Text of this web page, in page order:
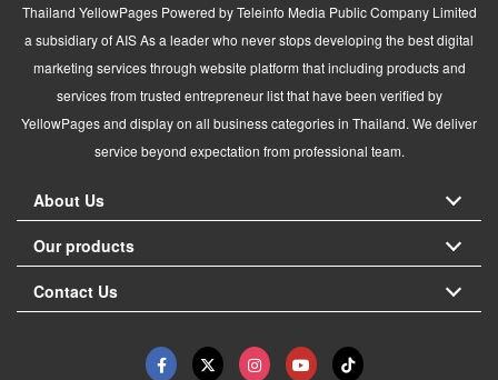
Thailand YellowPages Powered by Teleinfo Media Public Company Limited
a subsidiary of AIS As a leader who never stops developing the best digital
marketing services through website platform that including products and
services from trusted entrepreneur list that have been verified by
YellowPages and display on all business categories in Thailand. We deliver
service beyond expectation from professional team.
About Us
Our products
Contact Us